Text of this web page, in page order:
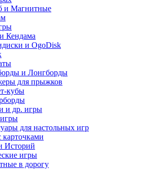
и Магнитные
Кендама
и OgoDisk
и Лонгборды
для прыжков
кубы
и др. игры
для настольных игр
Историй
игры
в дорогу